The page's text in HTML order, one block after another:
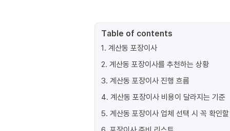
Table of contents
1. 계산동 포장이사
2. 계산동 포장이사를 추천하는 상황
3. 계산동 포장이사 진행 흐름
4. 계산동 포장이사 비용이 달라지는 기준
5. 계산동 포장이사 업체 선택 시 꼭 확인